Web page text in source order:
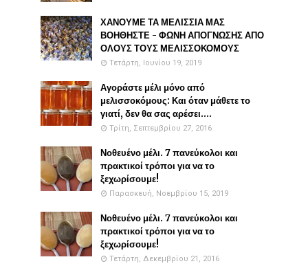
ΧΑΝΟΥΜΕ ΤΑ ΜΕΛΙΣΣΙΑ ΜΑΣ
ΒΟΗΘΗΣΤΕ - ΦΩΝΗ ΑΠΟΓΝΩΣΗΣ ΑΠΟ
ΟΛΟΥΣ ΤΟΥΣ ΜΕΛΙΣΣΟΚΟΜΟΥΣ
Τετάρτη, Ιουνίου 19, 2019
Αγοράστε μέλι μόνο από
μελισσοκόμους: Και όταν μάθετε το
γιατί, δεν θα σας αρέσει....
Τρίτη, Σεπτεμβρίου 27, 2016
Νοθευένο μέλι. 7 πανεύκολοι και
πρακτικοί τρόποι για να το
ξεχωρίσουμε!
Παρασκευή, Νοεμβρίου 15, 2019
Νοθευένο μέλι. 7 πανεύκολοι και
πρακτικοί τρόποι για να το
ξεχωρίσουμε!
Τετάρτη, Δεκεμβρίου 21, 2016